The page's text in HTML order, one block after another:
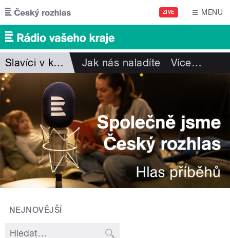
Přejít k hlavnímu obsahu
ŽIVĚ MENU
Slavíci v krabici Jak nás naladíte Více…
NEJNOVĚJŠÍ